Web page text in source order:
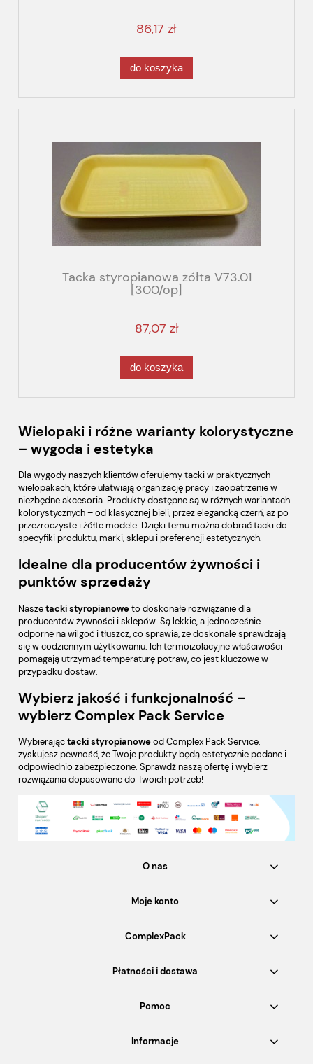
86,17 zł
do koszyka
Tacka styropianowa żółta V73.01
[300/op]
87,07 zł
do koszyka
Wielopaki i różne warianty kolorystyczne
– wygoda i estetyka
Dla wygody naszych klientów oferujemy tacki w praktycznych
wielopakach, które ułatwiają organizację pracy i zaopatrzenie w
niezbędne akcesoria. Produkty dostępne są w różnych wariantach
kolorystycznych – od klasycznej bieli, przez elegancką czerń, aż po
przezroczyste i żółte modele. Dzięki temu można dobrać tacki do
specyfiki produktu, marki, sklepu i preferencji estetycznych.
Idealne dla producentów żywności i
punktów sprzedaży
Naszetacki styropianoweto doskonałe rozwiązanie dla
producentów żywności i sklepów. Są lekkie, a jednocześnie
odporne na wilgoć i tłuszcz, co sprawia, że doskonale sprawdzają
się w codziennym użytkowaniu. Ich termoizolacyjne właściwości
pomagają utrzymać temperaturę potraw, co jest kluczowe w
przypadku dostaw.
Wybierz jakość i funkcjonalność –
wybierz Complex Pack Service
Wybierająctacki styropianoweod Complex Pack Service,
zyskujesz pewność, że Twoje produkty będą estetycznie podane i
odpowiednio zabezpieczone. Sprawdź naszą ofertę i wybierz
rozwiązania dopasowane do Twoich potrzeb!
O nas
Moje konto
ComplexPack
Płatności i dostawa
Pomoc
Informacje